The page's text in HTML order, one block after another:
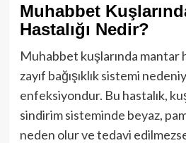
Muhabbet
Hastalığı Nedir?
Muhabbet kuşlarında mantar
zayıf bağışıklık sistemi
enfeksiyondur. Bu hastalık,
sindirim sisteminde beyaz,
neden olur ve tedavi